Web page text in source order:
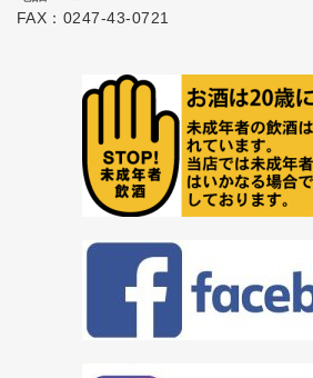
FAX：0247-43-0721